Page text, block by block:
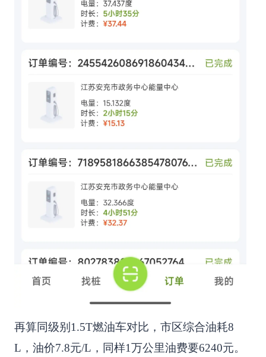
再算同级别1.5T燃油车对比，市区综合油耗8
L，油价7.8元/L，同样1万公里油费要6240元。